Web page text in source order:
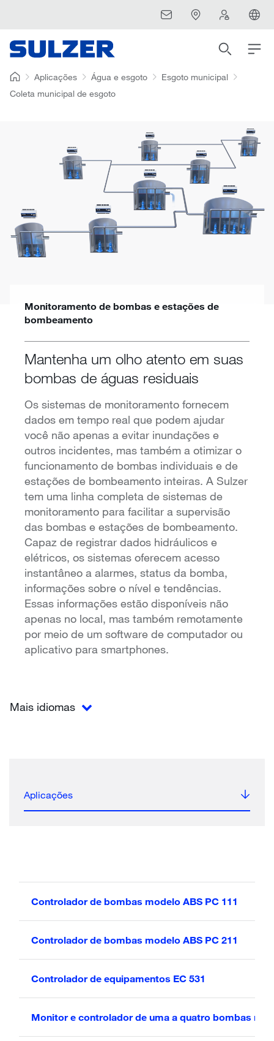
Aplicações Água e esgoto
Esgoto municipal
Coleta municipal de esgoto
Monitoramento de bombas e estações de
bombeamento
Mantenha um olho atento em suas
bombas de águas residuais
Os sistemas de monitoramento fornecem
dados em tempo real que podem ajudar
você não apenas a evitar inundações e
outros incidentes, mas também a otimizar o
funcionamento de bombas individuais e de
estações de bombeamento inteiras. A Sulzer
tem uma linha completa de sistemas de
monitoramento para facilitar a supervisão
das bombas e estações de bombeamento.
Capaz de registrar dados hidráulicos e
elétricos, os sistemas oferecem acesso
instantâneo a alarmes, status da bomba,
informações sobre o nível e tendências.
Essas informações estão disponíveis não
apenas no local, mas também remotamente
por meio de um software de computador ou
aplicativo para smartphones.
Mais idiomas
Aplicações
Controlador de bombas modelo ABS PC 111
Controlador de bombas modelo ABS PC 211
Controlador de equipamentos EC 531
Monitor e controlador de uma a quatro bombas